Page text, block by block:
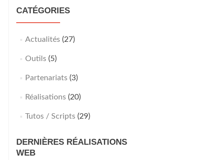
CATÉGORIES
Actualités(27)
Outils(5)
Partenariats(3)
Réalisations(20)
Tutos / Scripts(29)
DERNIÈRES RÉALISATIONS
WEB